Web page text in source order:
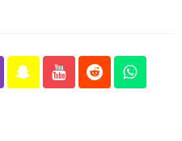
सम्पन्न : नेपाल संवाद